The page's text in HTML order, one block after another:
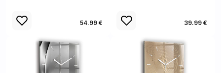
54.99 € 39.99 €